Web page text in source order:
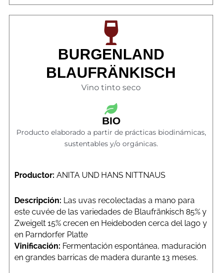
BURGENLAND
BLAUFRÄNKISCH
Vino tinto seco
BIO
Producto elaborado a partir de prácticas biodinámicas,
sustentables y/o orgánicas.
Productor: ANITA UND HANS NITTNAUS
Descripción: Las uvas recolectadas a mano para
este cuvée de las variedades de Blaufränkisch 85% y
Zweigelt 15% crecen en Heideboden cerca del lago y
en Parndorfer Platte
Vinificación: Fermentación espontánea, maduración
en grandes barricas de madera durante 13 meses.